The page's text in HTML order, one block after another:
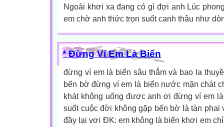
Ngoài khơi xa đang có gì đợi anh Lúc
em chờ anh thức trọn suốt canh thâu như
* Đừng Ví Em Là Biển
đừng ví em là biển sâu thẳm và bao la
bến bờ đừng ví em là biển nước mặn chát
khát không uống được anh ơi đừng ví em
suốt cuộc đời không gặp bến bờ là tàn phai
đầy lại vơi ĐK: em không là biển khơi em